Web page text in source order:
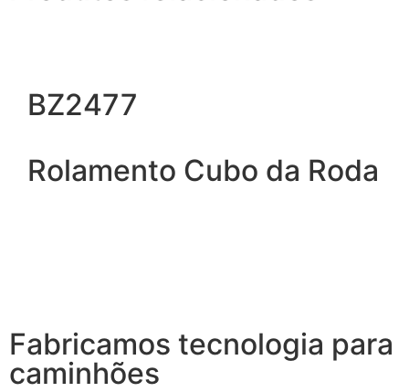
BZ2477
Rolamento Cubo da Roda
Fabricamos tecnologia para
caminhões